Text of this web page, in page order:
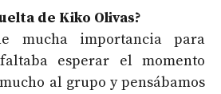
de Kiko Olivas?
mucha importancia para
esperar el momento
al grupo y pensábamos